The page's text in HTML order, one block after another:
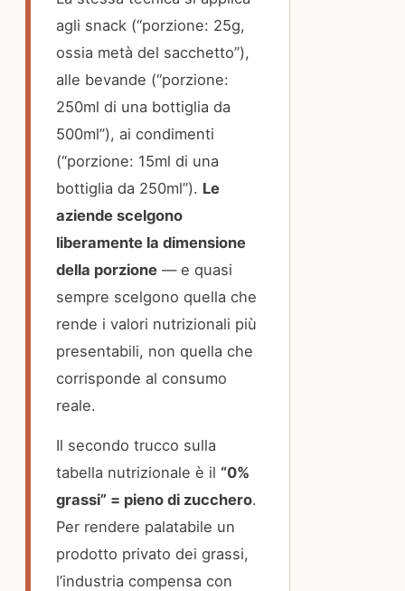
agli snack (“porzione: 25g,
ossia metà del sacchetto”),
alle bevande (“porzione:
250ml di una bottiglia da
500ml”), ai condimenti
(“porzione: 15ml di una
bottiglia da 250ml”). Le
aziende scelgono
liberamente la dimensione
della porzione — e quasi
sempre scelgono quella che
rende i valori nutrizionali più
presentabili, non quella che
corrisponde al consumo
reale.
Il secondo trucco sulla
tabella nutrizionale è il “0%
grassi” = pieno di zucchero.
Per rendere palatabile un
prodotto privato dei grassi,
l’industria compensa con